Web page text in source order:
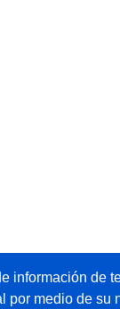
información de
por medio de su